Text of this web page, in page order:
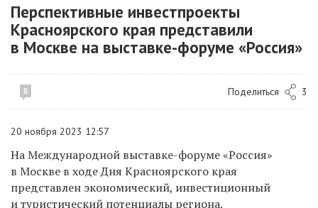
Перспективные инвестпроекты
Красноярского края представили
в Москве на выставке-форуме «Россия»
6 Поделиться 3
20 ноября 2023 12:57
На Международной выставке-форуме «Россия»
в Москве в ходе Дня Красноярского края
представлен экономический, инвестиционный
и туристический потенциалы региона.